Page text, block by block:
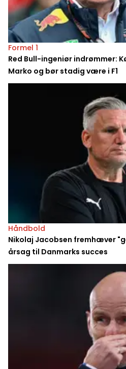
Formel 1
Red Bull-ingeniør indrømmer:
Marko og bør stadig være i F1
Håndbold
Nikolaj Jacobsen fremhæver
årsag til Danmarks succes